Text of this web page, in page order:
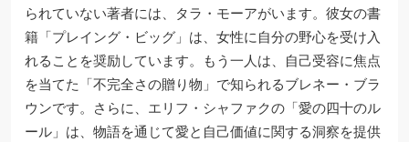
られていない著者には、タラ・モーアがいます。彼女の書
籍「プレイング・ビッグ」は、女性に自分の野心を受け入
れることを奨励しています。もう一人は、自己受容に焦点
を当てた「不完全さの贈り物」で知られるブレネー・ブラ
ウンです。さらに、エリフ・シャファクの「愛の四十のル
ール」は、物語を通じて愛と自己価値に関する洞察を提供